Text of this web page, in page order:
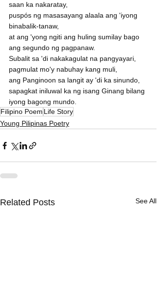
saan ka nakaratay,
puspós ng masasayang alaala ang 'iyong
binabalik-tanaw,
at ang 'yong ngiti ang huling sumilay bago
ang segundo ng pagpanaw.
Subalit sa 'di nakakagulat na pangyayari,
pagmulat mo'y nabuhay kang muli,
ang Panginoon sa langit ay 'di ka sinundo,
sapagkat iniluwal ka ng isang Ginang bilang
iyong bagong mundo.
Filipino Poem Life Story
Young Pilipinas Poetry
Related Posts See All